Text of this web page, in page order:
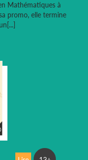
Mathématiques à
promo, elle termine